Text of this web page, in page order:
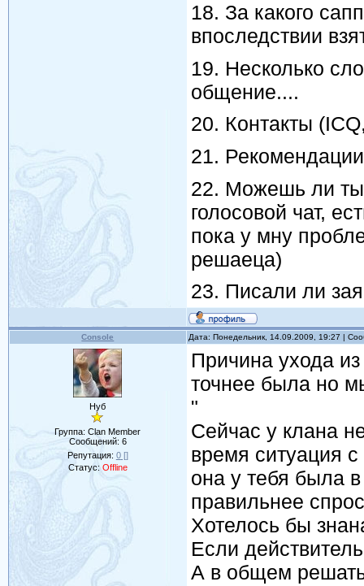
18. За какого
впоследствии
19. Несколько
общение....
20. Контакты
21.
22. Можешь ли ты
голосовой чат,
пока у мну
решаеца)
23. Писали ли
Console Дата: Понедельник, 14.09.2009, 19:27 |
Нуб
Группа: Clan Member
Сообщений: 6
Репутация: 0[]
Статус: Offline
Причина ухода
точнее была но
"
Сейчас у клана
время ситуация
она у тебя была
правильнее
Хотелось бы
Если
А в общем решать